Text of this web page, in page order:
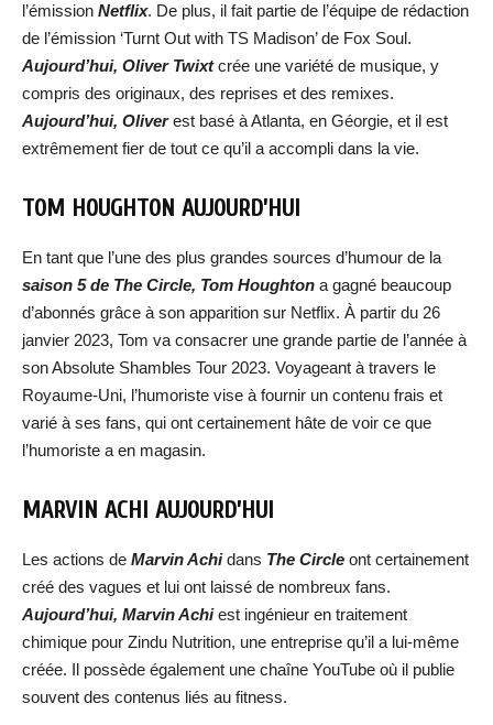
l’émission Netflix. De plus, il fait partie de l’équipe de rédaction
de l’émission ‘Turnt Out with TS Madison’ de Fox Soul.
Aujourd’hui, Oliver Twixtcrée une variété de musique, y
compris des originaux, des reprises et des remixes.
Aujourd’hui, Oliverest basé à Atlanta, en Géorgie, et il est
extrêmement fier de tout ce qu’il a accompli dans la vie.
TOM HOUGHTON AUJOURD’HUI
En tant que l’une des plus grandes sources d’humour de la
saison 5 de The Circle, Tom Houghton a gagné beaucoup
d’abonnés grâce à son apparition sur Netflix. À partir du 26
janvier 2023, Tom va consacrer une grande partie de l’année à
son Absolute Shambles Tour 2023. Voyageant à travers le
Royaume-Uni, l’humoriste vise à fournir un contenu frais et
varié à ses fans, qui ont certainement hâte de voir ce que
l’humoriste a en magasin.
MARVIN ACHI AUJOURD’HUI
Les actions de Marvin Achidans The Circle ont certainement
créé des vagues et lui ont laissé de nombreux fans.
Aujourd’hui, Marvin Achiest ingénieur en traitement
chimique pour Zindu Nutrition, une entreprise qu’il a lui-même
créée. Il possède également une chaîne YouTube où il publie
souvent des contenus liés au fitness.